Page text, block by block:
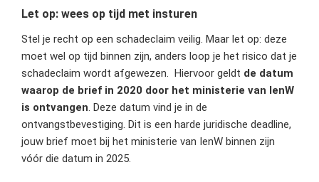
Let op: wees op tijd met insturen
Stel je recht op een schadeclaim veilig. Maar let op: deze
moet wel op tijd binnen zijn, anders loop je het risico dat je
schadeclaim wordt afgewezen. Hiervoor geldt de datum
waarop de brief in 2020 door het ministerie van IenW
is ontvangen. Deze datum vind je in de
ontvangstbevestiging. Dit is een harde juridische deadline,
jouw brief moet bij het ministerie van IenW binnen zijn
vóór die datum in 2025.